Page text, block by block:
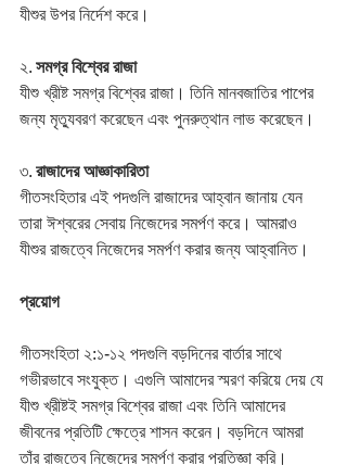
যীশুর উপর নির্দেশ করে।
২. সমগ্র বিশ্বের রাজা
যীশু খ্রীষ্ট সমগ্র বিশ্বের রাজা। তিনি মানবজাতির পাপের
জন্য মৃত্যুবরণ করেছেন এবং পুনরুত্থান লাভ করেছেন।
৩. রাজাদের আজ্ঞাকারিতা
গীতসংহিতার এই পদগুলি রাজাদের আহ্বান জানায় যেন
তারা ঈশ্বরের সেবায় নিজেদের সমর্পণ করে। আমরাও
যীশুর রাজত্বে নিজেদের সমর্পণ করার জন্য আহ্বানিত।
প্রয়োগ
গীতসংহিতা ২:১-১২ পদগুলি বড়দিনের বার্তার সাথে
গভীরভাবে সংযুক্ত। এগুলি আমাদের স্মরণ করিয়ে দেয় যে
যীশু খ্রীষ্টই সমগ্র বিশ্বের রাজা এবং তিনি আমাদের
জীবনের প্রতিটি ক্ষেত্রে শাসন করেন। বড়দিনে আমরা
তাঁর রাজত্বে নিজেদের সমর্পণ করার প্রতিজ্ঞা করি।